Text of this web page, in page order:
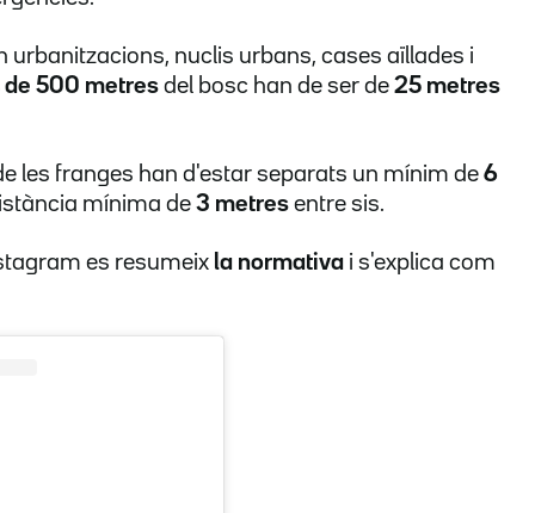
urbanitzacions, nuclis urbans, cases aïllades i
de 500 metres del bosc han de ser de 25 metres
les franges han d'estar separats un mínim de 6
mínima de 3 metres entre sis.
es resumeix la normativa i s'explica com